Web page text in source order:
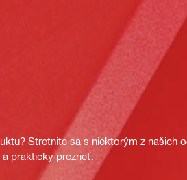
Stretnite sa s niektorým z našich
prakticky prezrieť.